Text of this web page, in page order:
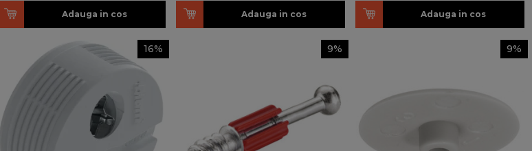
Adauga in cos Adauga in cos Adauga in cos
16% 9% 9%